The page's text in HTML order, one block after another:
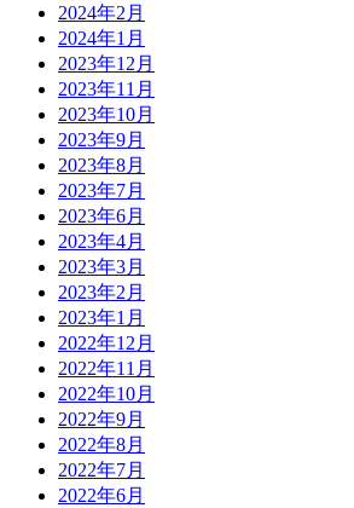
2024年2月
2024年1月
2023年12月
2023年11月
2023年10月
2023年9月
2023年8月
2023年7月
2023年6月
2023年4月
2023年3月
2023年2月
2023年1月
2022年12月
2022年11月
2022年10月
2022年9月
2022年8月
2022年7月
2022年6月